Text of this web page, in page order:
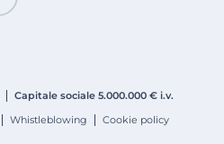
Capitale sociale 5.000.000 € i.v.
Whistleblowing Cookie policy